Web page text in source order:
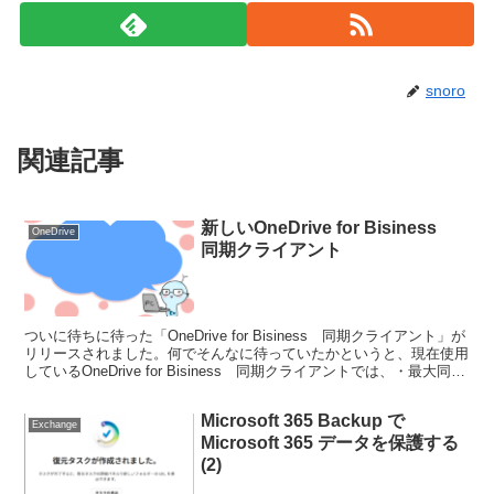
snoro
関連記事
OneDrive
新しいOneDrive for Bisiness
同期クライアント
ついに待ちに待った「OneDrive for Bisiness 同期クライアント」が
リリースされました。何でそんなに待っていたかというと、現在使用
しているOneDrive for Bisiness 同期クライアントでは、・最大同期
Exchange
Microsoft 365 Backup で
Microsoft 365 データを保護する
(2)